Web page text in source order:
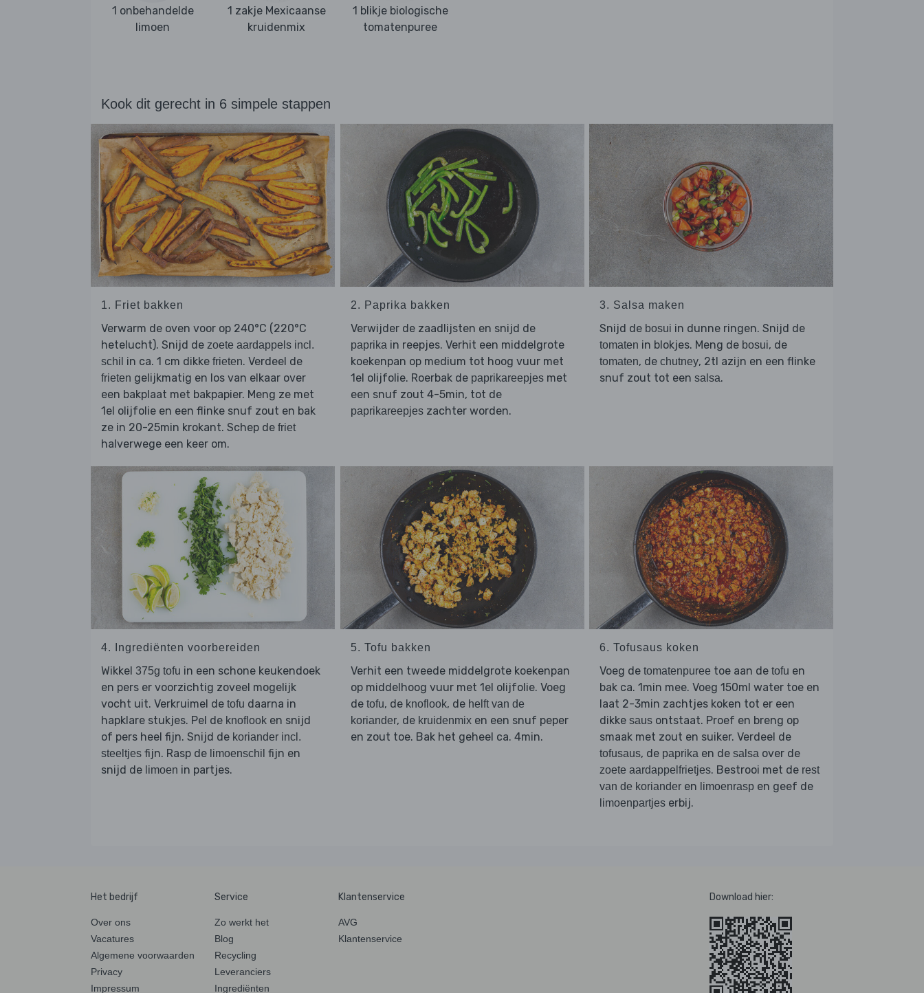
1 onbehandelde
limoen
1 zakje Mexicaanse
kruidenmix
1 blikje biologische
tomatenpuree
Kook dit gerecht in 6 simpele stappen
1. Friet bakken
Verwarm de oven voor op 240°C (220°C
hetelucht). Snijd de zoete aardappels incl.
schil in ca. 1 cm dikke frieten. Verdeel de
frieten gelijkmatig en los van elkaar over
een bakplaat met bakpapier. Meng ze met
1el olijfolie en een flinke snuf zout en bak
ze in 20-25min krokant. Schep de friet
halverwege een keer om.
2. Paprika bakken
Verwijder de zaadlijsten en snijd de
paprikain reepjes. Verhit een middelgrote
koekenpan op medium tot hoog vuur met
1el olijfolie. Roerbak de paprikareepjesmet
een snuf zout 4-5min, tot de
paprikareepjeszachter worden.
3. Salsa maken
Snijd de bosui in dunne ringen. Snijd de
tomaten in blokjes. Meng de bosui, de
tomaten, de chutney, 2tl azijn en een flinke
snuf zout tot een salsa.
4. Ingrediënten voorbereiden
Wikkel 375g tofu in een schone keukendoek
en pers er voorzichtig zoveel mogelijk
vocht uit. Verkruimel de tofu daarna in
hapklare stukjes. Pel de knoflook en snijd
of pers heel fijn. Snijd de koriander incl.
steeltjes fijn. Rasp de limoenschil fijn en
snijd de limoen in partjes.
5. Tofu bakken
Verhit een tweede middelgrote koekenpan
op middelhoog vuur met 1el olijfolie. Voeg
de tofu, de knoflook, de helft van de
koriander, de kruidenmixen een snuf peper
en zout toe. Bak het geheel ca. 4min.
6. Tofusaus koken
Voeg de tomatenpuree toe aan de tofu en
bak ca. 1min mee. Voeg 150ml water toe en
laat 2-3min zachtjes koken tot er een
dikke saus ontstaat. Proef en breng op
smaak met zout en suiker. Verdeel de
tofusaus, de paprika en de salsa over de
zoete aardappelfrietjes. Bestrooi met de rest
van de koriander en limoenrasp en geef de
limoenpartjes erbij.
Het bedrijf
Over ons
Vacatures
Algemene voorwaarden
Privacy
Impressum
Service
Zo werkt het
Blog
Recycling
Leveranciers
Ingrediënten
Klantenservice
AVG
Klantenservice
Download hier: